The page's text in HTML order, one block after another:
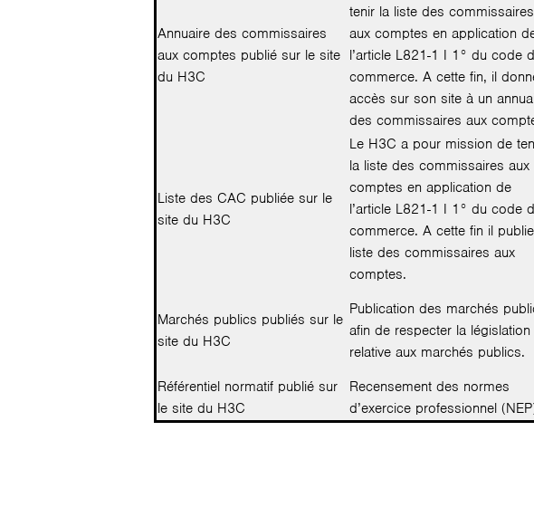
Annuaire des commissaires
aux comptes publié sur le site
du H3C
tenir la liste des commissaires
aux comptes en application
l’article L821-1 I 1° du code
commerce. A cette fin, il
accès sur son site à un
des commissaires aux
Liste des CAC publiée sur le
site du H3C
Le H3C a pour mission de
la liste des commissaires aux
comptes en application de
l’article L821-1 I 1° du code
commerce. A cette fin il
liste des commissaires aux
comptes.
Marchés publics publiés sur le
site du H3C
Publication des marchés
afin de respecter la législation
relative aux marchés publics.
Référentiel normatif publié sur
le site du H3C
Recensement des normes
d’exercice professionnel